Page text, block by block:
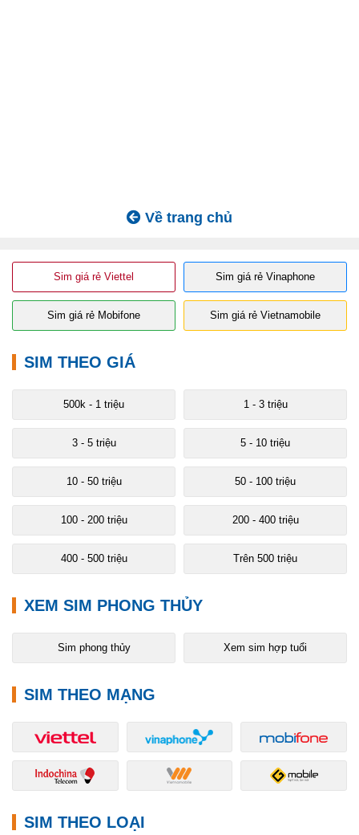
Về trang chủ
Sim giá rẻ Viettel Sim giá rẻ Vinaphone
Sim giá rẻ Mobifone Sim giá rẻ Vietnamobile
SIM THEO GIÁ
500k - 1 triệu 1 - 3 triệu
3 - 5 triệu 5 - 10 triệu
10 - 50 triệu 50 - 100 triệu
100 - 200 triệu 200 - 400 triệu
400 - 500 triệu Trên 500 triệu
XEM SIM PHONG THỦY
Sim phong thủy Xem sim hợp tuổi
SIM THEO MẠNG
SIM THEO LOẠI